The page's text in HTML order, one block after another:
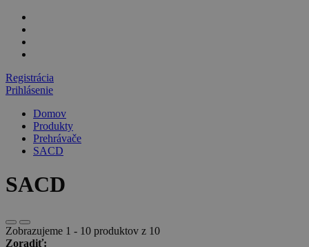
Registrácia
Prihlásenie
Domov
Produkty
Prehrávače
SACD
SACD
Zobrazujeme 1 - 10 produktov z 10
Zoradiť: